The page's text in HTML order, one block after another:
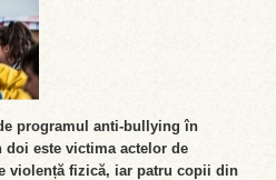
programul anti-bullying în
este victima actelor de
violență fizică, iar patru copii din